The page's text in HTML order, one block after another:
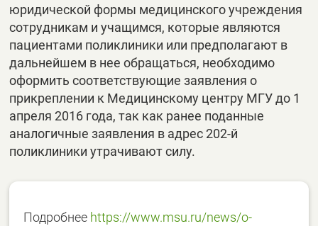
юридической формы медицинского учреждения
сотрудникам и учащимся, которые являются
пациентами поликлиники или предполагают в
дальнейшем в нее обращаться, необходимо
оформить соответствующие заявления о
прикреплении к Медицинскому центру МГУ до 1
апреля 2016 года, так как ранее поданные
аналогичные заявления в адрес 202-й
поликлиники утрачивают силу.
Подробнее https://www.msu.ru/news/o-